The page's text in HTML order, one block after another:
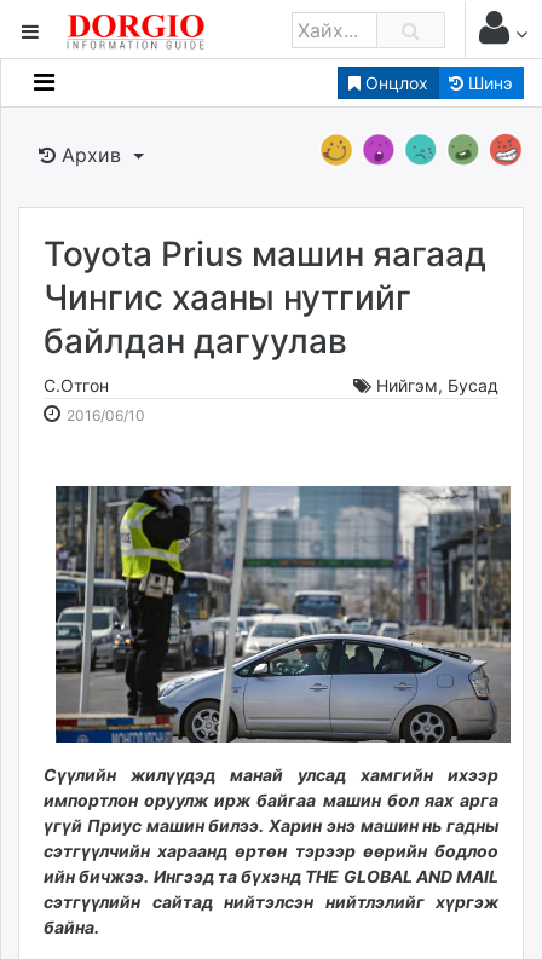
Онцлох Шинэ
Мэдээллийн
Банк санхүү
Бизнес ААН
Төрийн
Нийслэлийн
dorgio.mn
Gogo.mn
caak.mn
Baabar.mn
tovch.mn
ikon.mn
mnb.mn
Livetv.mn
Eguur.mn
24tsag.mn
shuud.mn
eagle.mn
ergelt.mn
zarig.mn
today.mn
zuv.mn
ugluu.mn
Архив
Toyota Prius машин яагаад
Чингис хааны нутгийг
байлдан дагуулав
С.Отгон Нийгэм, Бусад
2016/06/10
12:16:03
09:32:09
Сүүлийн жилүүдэд манай улсад хамгийн ихээр
импортлон оруулж ирж байгаа машин бол яах арга
үгүй Приус машин билээ. Харин энэ машин нь гадны
сэтгүүлчийн хараанд өртөн тэрээр өөрийн бодлоо
ийн бичжээ. Ингээд та бүхэнд THE GLOBAL AND MAIL
сэтгүүлийн сайтад нийтэлсэн нийтлэлийг хүргэж
байна.